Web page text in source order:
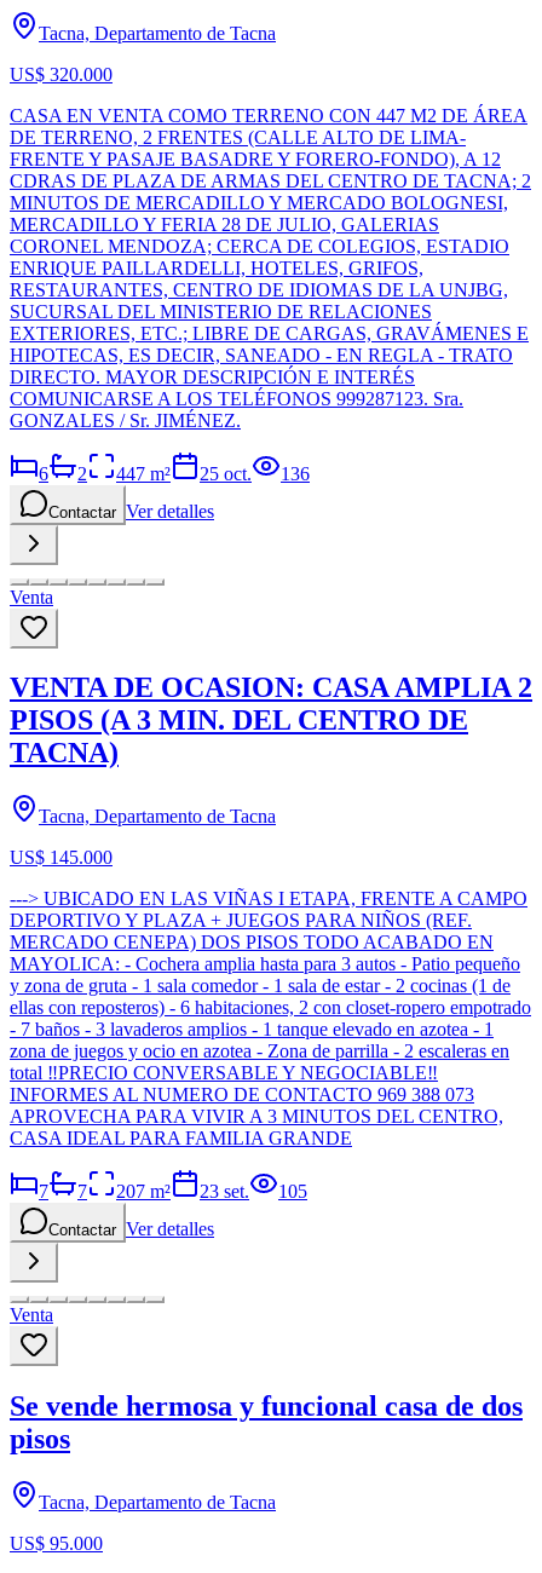
Tacna, Departamento de Tacna
US$ 320.000
CASA EN VENTA COMO TERRENO CON 447 M2 DE ÁREA
DE TERRENO, 2 FRENTES (CALLE ALTO DE LIMA-
FRENTE Y PASAJE BASADRE Y FORERO-FONDO), A 12
CDRAS DE PLAZA DE ARMAS DEL CENTRO DE TACNA; 2
MINUTOS DE MERCADILLO Y MERCADO BOLOGNESI,
MERCADILLO Y FERIA 28 DE JULIO, GALERIAS
CORONEL MENDOZA; CERCA DE COLEGIOS, ESTADIO
ENRIQUE PAILLARDELLI, HOTELES, GRIFOS,
RESTAURANTES, CENTRO DE IDIOMAS DE LA UNJBG,
SUCURSAL DEL MINISTERIO DE RELACIONES
EXTERIORES, ETC.; LIBRE DE CARGAS, GRAVÁMENES E
HIPOTECAS, ES DECIR, SANEADO - EN REGLA - TRATO
DIRECTO. MAYOR DESCRIPCIÓN E INTERÉS
COMUNICARSE A LOS TELÉFONOS 999287123. Sra.
GONZALES / Sr. JIMÉNEZ.
6 2 447 m² 25 oct. 136
Contactar Ver detalles
Venta
VENTA DE OCASION: CASA AMPLIA 2
PISOS (A 3 MIN. DEL CENTRO DE
TACNA)
Tacna, Departamento de Tacna
US$ 145.000
---> UBICADO EN LAS VIÑAS I ETAPA, FRENTE A CAMPO
DEPORTIVO Y PLAZA + JUEGOS PARA NIÑOS (REF.
MERCADO CENEPA) DOS PISOS TODO ACABADO EN
MAYOLICA: - Cochera amplia hasta para 3 autos - Patio pequeño
y zona de gruta - 1 sala comedor - 1 sala de estar - 2 cocinas (1 de
ellas con reposteros) - 6 habitaciones, 2 con closet-ropero empotrado
- 7 baños - 3 lavaderos amplios - 1 tanque elevado en azotea - 1
zona de juegos y ocio en azotea - Zona de parrilla - 2 escaleras en
total ‼️PRECIO CONVERSABLE Y NEGOCIABLE‼️
INFORMES AL NUMERO DE CONTACTO 969 388 073
APROVECHA PARA VIVIR A 3 MINUTOS DEL CENTRO,
CASA IDEAL PARA FAMILIA GRANDE
7 7 207 m² 23 set. 105
Contactar Ver detalles
Venta
Se vende hermosa y funcional casa de dos
pisos
Tacna, Departamento de Tacna
US$ 95.000